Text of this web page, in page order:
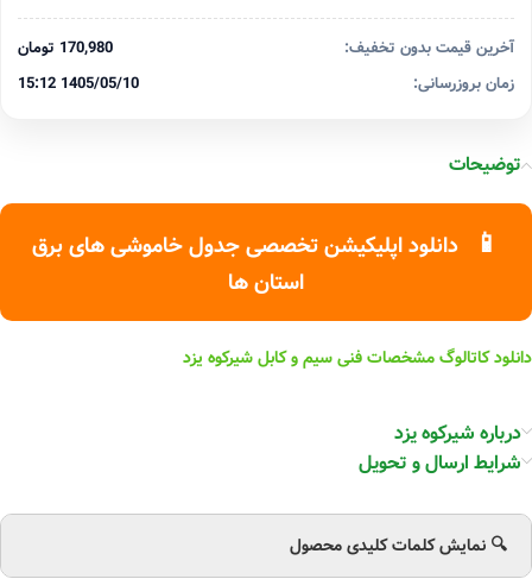
آخرین قیمت بدون تخفیف:
170,980 تومان
زمان بروزرسانی:
1405/05/10 15:12
توضیحات
📱
دانلود اپلیکیشن تخصصی جدول خاموشی های برق
استان ها
دانلود کاتالوگ مشخصات فنی سیم و کابل شیرکوه یزد
درباره شیرکوه یزد
شرایط ارسال و تحویل
🔍 نمایش کلمات کلیدی محصول